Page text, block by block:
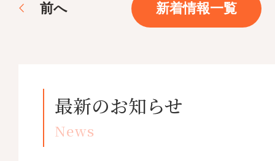
前へ 新着情報一覧
最新のお知らせ
News